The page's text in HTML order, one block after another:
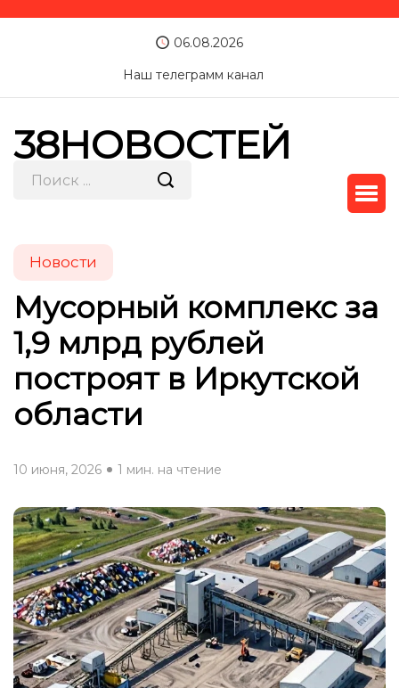
06.08.2026
Наш телеграмм канал
38НОВОСТЕЙ
Новости
Мусорный комплекс за
1,9 млрд рублей
построят в Иркутской
области
10 июня, 2026 1 мин. на чтение